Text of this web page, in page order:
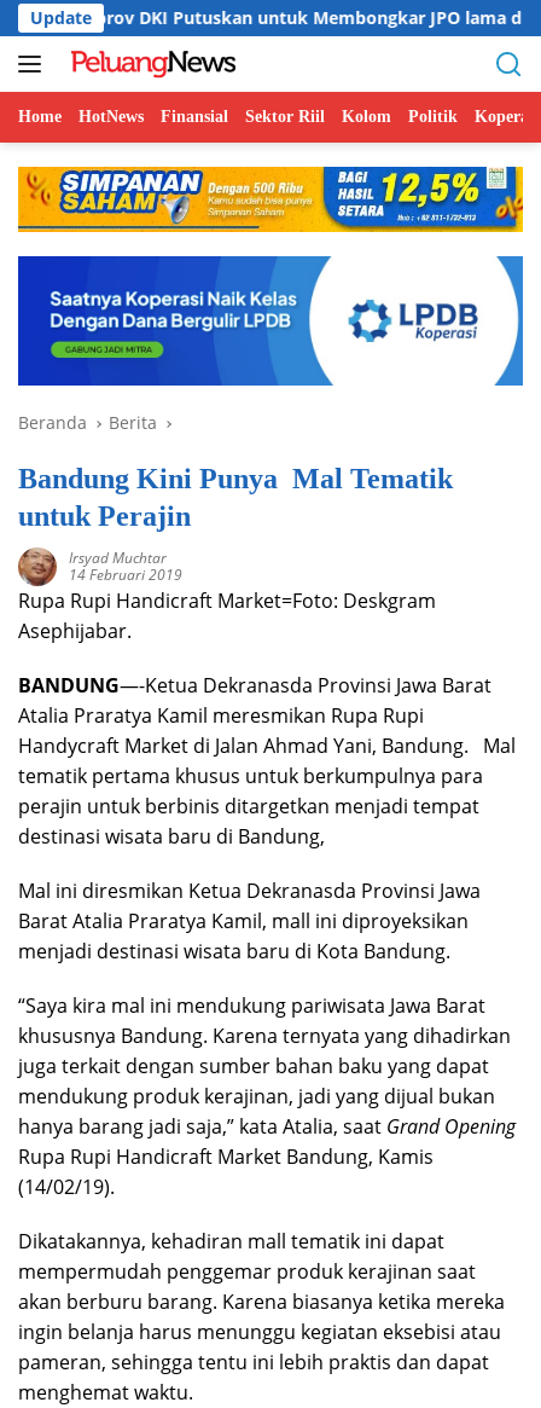
Langsung
ke
konten
Update
DKI Putuskan untuk Membongkar JPO lama di Jalan HR
Home HotNews Finansial Sektor Riil Kolom Politik Koperasi
Beranda Berita
Bandung Kini Punya Mal Tematik
untuk Perajin
Irsyad Muchtar
14 Februari 2019
Rupa Rupi Handicraft Market=Foto: Deskgram
Asephijabar.
BANDUNG—-Ketua Dekranasda Provinsi Jawa Barat
Atalia Praratya Kamil meresmikan Rupa Rupi
Handycraft Market di Jalan Ahmad Yani, Bandung. Mal
tematik pertama khusus untuk berkumpulnya para
perajin untuk berbinis ditargetkan menjadi tempat
destinasi wisata baru di Bandung,
Mal ini diresmikan Ketua Dekranasda Provinsi Jawa
Barat Atalia Praratya Kamil, mall ini diproyeksikan
menjadi destinasi wisata baru di Kota Bandung.
“Saya kira mal ini mendukung pariwisata Jawa Barat
khususnya Bandung. Karena ternyata yang dihadirkan
juga terkait dengan sumber bahan baku yang dapat
mendukung produk kerajinan, jadi yang dijual bukan
hanya barang jadi saja,” kata Atalia, saat Grand Opening
Rupa Rupi Handicraft Market Bandung, Kamis
(14/02/19).
Dikatakannya, kehadiran mall tematik ini dapat
mempermudah penggemar produk kerajinan saat
akan berburu barang. Karena biasanya ketika mereka
ingin belanja harus menunggu kegiatan eksebisi atau
pameran, sehingga tentu ini lebih praktis dan dapat
menghemat waktu.